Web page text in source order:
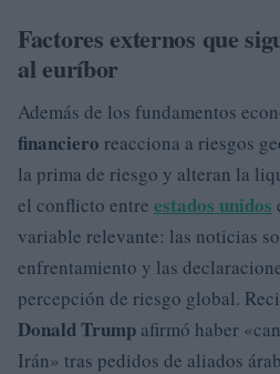
Factores externos que
al euríbor
Además de los fundamentos
financiero reacciona a riesgos
la prima de riesgo y alteran la
el conflicto entre estados unidos
variable relevante: las noticias
enfrentamiento y las
percepción de riesgo global.
Donald Trump afirmó haber
Irán» tras pedidos de aliados